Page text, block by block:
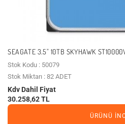
SEAGATE 3.5" 10TB SKYHAWK
GÜVENLIK DISKI
Stok Kodu : 50079
Stok Miktarı : 82 ADET
Kdv Dahil Fiyat
30.258,62 TL
ÜRÜNÜ